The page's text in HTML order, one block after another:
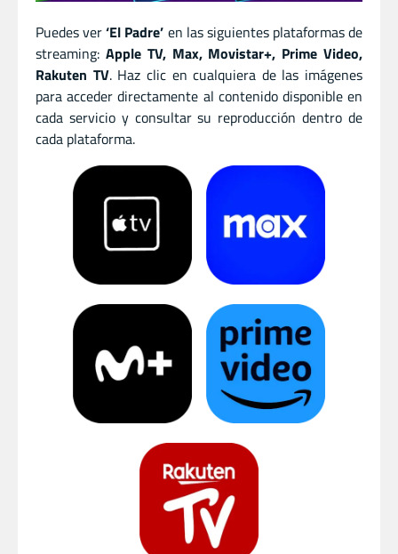
Puedes ver‘El Padre’ en las siguientes plataformas de
streaming: Apple TV, Max, Movistar+, Prime Video,
Rakuten TV. Haz clic en cualquiera de las imágenes
para acceder directamente al contenido disponible en
cada servicio y consultar su reproducción dentro de
cada plataforma.